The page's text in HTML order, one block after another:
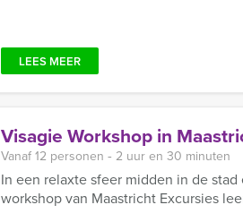
LEES MEER
Visagie Workshop in
Vanaf 12 personen ‐ 2 uur en 30 minuten
In een relaxte sfeer midden in de
workshop van Maastricht Excursies